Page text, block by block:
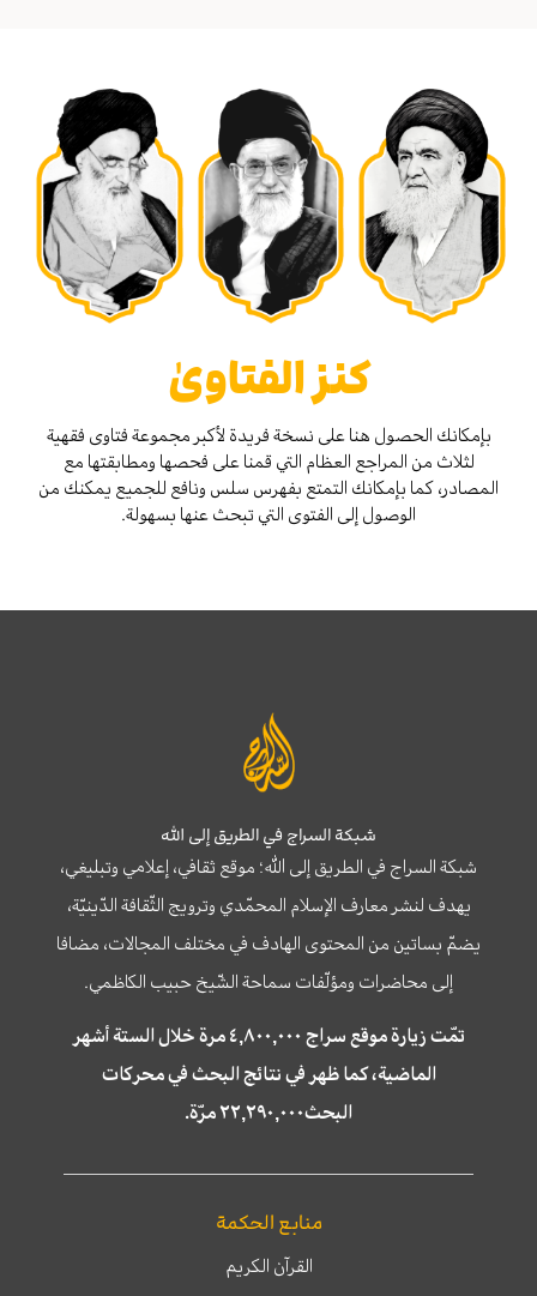
كنز الفتاوىٰ
بإمكانك الحصول هنا على نسخة فريدة لأكبر مجموعة فتاوى فقهية
لثلاث من المراجع العظام التي قمنا على فحصها ومطابقتها مع
المصادر، كما بإمكانك التمتع بفهرس سلس ونافع للجميع يمكنك من
الوصول إلى الفتوى التي تبحث عنها بسهولة.
شبكة السراج في الطريق إلى الله
شبكة السراج في الطريق إلى الله؛ موقع ثقافي، إعلامي وتبليغي،
يهدف لنشر معارف الإسلام المحمّدي وترويج الثّقافة الدّينيّة،
يضمّ بساتين من المحتوى الهادف في مختلف المجالات، مضافا
إلى محاضرات ومؤلّفات سماحة الشّيخ حبيب الكاظمي.
تمّت زيارة موقع سراج ٤,٨٠٠,٠٠٠ مرة خلال الستة أشهر
الماضية، كما ظهر في نتائج البحث في محركات
البحث٢٢,٢٩٠,٠٠٠ مرّة.
منابع الحكمة
القرآن الكريم